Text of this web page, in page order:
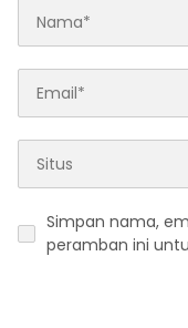
Simpan nama,
peramban ini